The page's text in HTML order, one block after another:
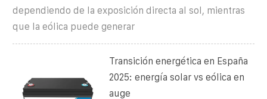
dependiendo de la exposición directa al sol, mientras
que la eólica puede generar
Transición energética en España
2025: energía solar vs eólica en
auge